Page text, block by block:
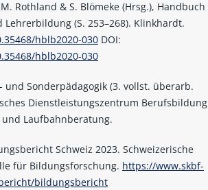
Rothland & S. Blömeke (Hrsg.), Handbuch
(S. 253–268). Klinkhardt.
hblb2020-030 DOI:
hblb2020-030
und Sonderpädagogik (3. vollst. überarb.
Dienstleistungszentrum Berufsbildung
Laufbahnberatung.
Schweiz 2023. Schweizerische
für Bildungsforschung. https://www.skbf-
bildungsbericht